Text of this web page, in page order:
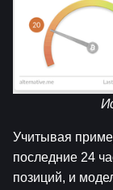
Учитывая
последние 24
позиций, и